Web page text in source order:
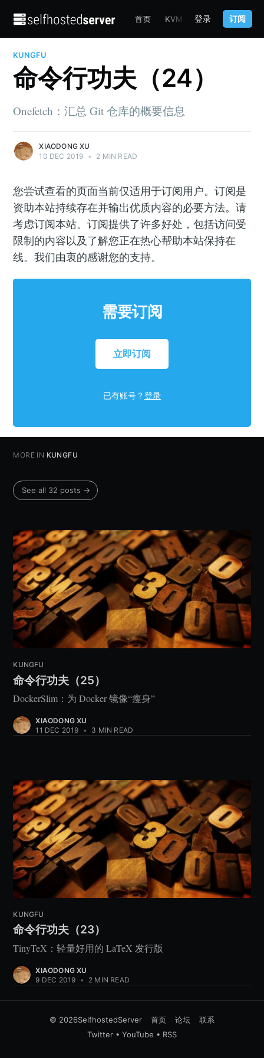
首页 KVM TERRAFORM
登录 订阅
KUNGFU
命令行功夫（24）
Onefetch：汇总 Git 仓库的概要信息
XIAODONG XU
10 DEC 2019 • 2 MIN READ
您尝试查看的页面当前仅适用于订阅用户。订阅是
资助本站持续存在并输出优质内容的必要方法。请
考虑订阅本站。订阅提供了许多好处，包括访问受
限制的内容以及了解您正在热心帮助本站保持在
线。我们由衷的感谢您的支持。
需要订阅
立即订阅
已有账号？登录
MORE IN KUNGFU
See all 32 posts →
KUNGFU
命令行功夫（25）
DockerSlim：为 Docker 镜像“瘦身”
XIAODONG XU
11 DEC 2019 • 3 MIN READ
KUNGFU
命令行功夫（23）
TinyTeX：轻量好用的 LaTeX 发行版
XIAODONG XU
9 DEC 2019 • 2 MIN READ
© 2026SelfhostedServer 首页 论坛
联系
Twitter • YouTube • RSS